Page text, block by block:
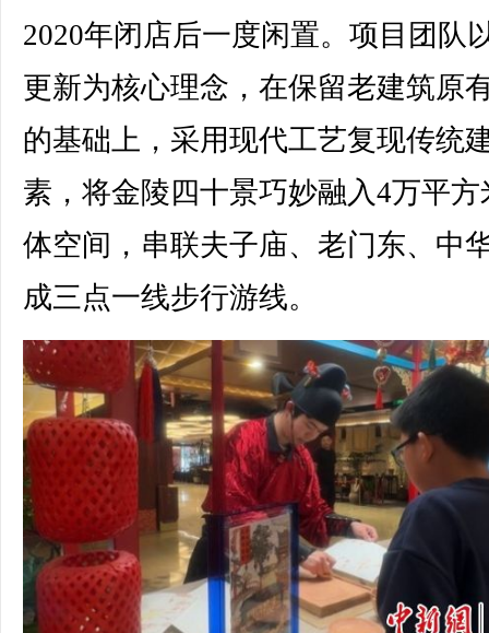
2020年闭店后一度闲置。项目团队
更新为核心理念，在保留老建筑原
的基础上，采用现代工艺复现传统
素，将金陵四十景巧妙融入4万平方
体空间，串联夫子庙、老门东、中
成三点一线步行游线。